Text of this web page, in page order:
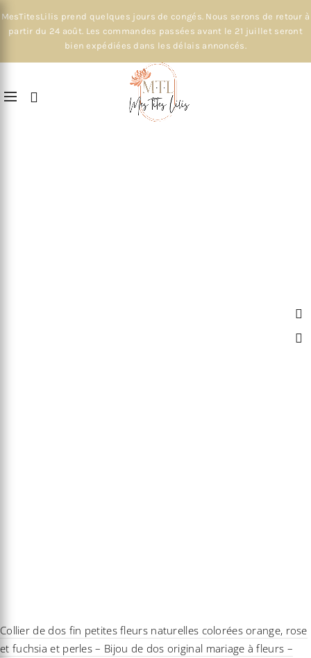
MesTitesLilis prend quelques jours de congés. Nous serons de retour à
partir du 24 août. Les commandes passées avant le 21 juillet seront
bien expédiées dans les délais annoncés.
Collier de dos fin petites fleurs naturelles colorées orange, rose
et fuchsia et perles – Bijou de dos original mariage à fleurs –